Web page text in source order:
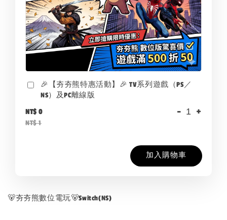
🎉【夯夯熊特惠活動】🎉 TV系列遊戲（PS／
NS）及PC離線版
NT$ 0
NT$ 1
- +
加入購物車
🐻夯夯熊數位電玩🐻Switch(NS)